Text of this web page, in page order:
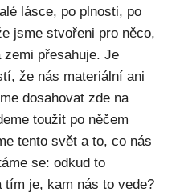
lásce, po plnosti, po
jsme stvořeni pro něco,
přesahuje. Je
že nás materiální ani
dosahovat zde na
toužit po něčem
tento svět a to, co nás
se: odkud to
je, kam nás to vede?